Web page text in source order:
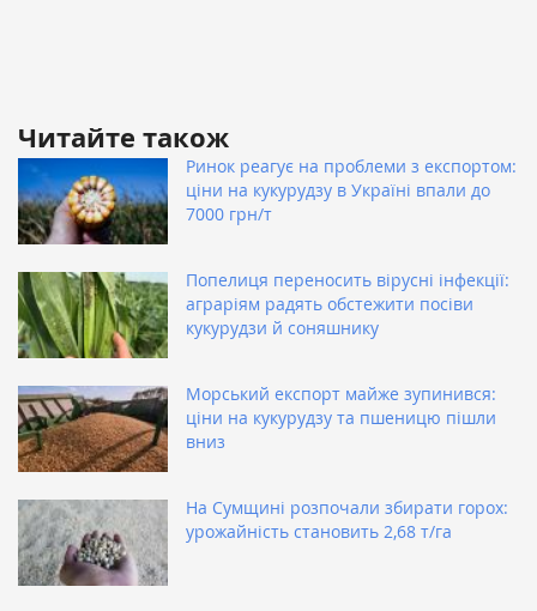
Читайте також
Ринок реагує на проблеми з експортом:
ціни на кукурудзу в Україні впали до
7000 грн/т
Попелиця переносить вірусні інфекції:
аграріям радять обстежити посіви
кукурудзи й соняшнику
Морський експорт майже зупинився:
ціни на кукурудзу та пшеницю пішли
вниз
На Сумщині розпочали збирати горох:
урожайність становить 2,68 т/га